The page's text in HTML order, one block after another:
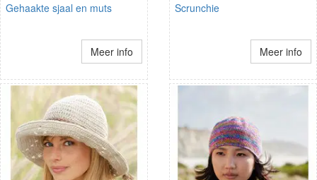
Gehaakte sjaal en muts
Meer info
Scrunchie
Meer info